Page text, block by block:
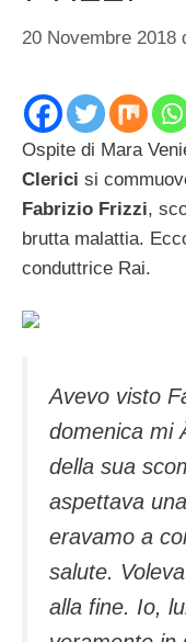
20 Novembre 2018
Ospite di Mara
Clerici si
Fabrizio Frizzi,
brutta malattia.
conduttrice Rai.
Avevo visto
domenica mi
della sua
aspettava
eravamo a
salute.
alla fine. Io,